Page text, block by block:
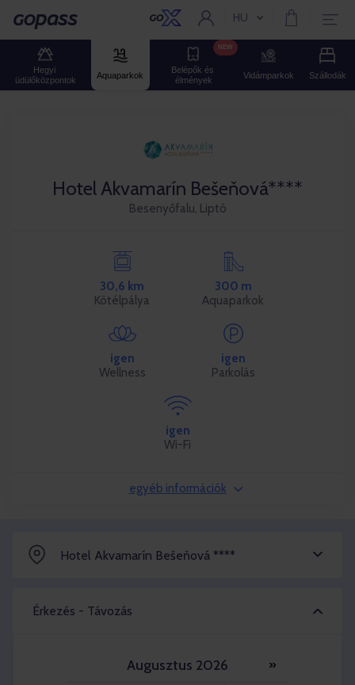
Gopass Aktuális nyelv:
HU
Hegyi
üdülőközpontok
Aquaparkok
Belépők és
élmények
NEW
Vidámparkok Szállodák
Hotel Akvamarín Bešeňová****
Besenyőfalu, Liptó
30,6 km
Kötélpálya
300 m
Aquaparkok
igen
Wellness
igen
Parkolás
igen
Wi-Fi
egyéb információk
Hotel Akvamarín Bešeňová ****
Érkezés - Távozás
Augusztus 2026 »